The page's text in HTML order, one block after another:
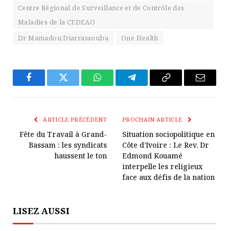
Centre Régional de Surveillance et de Contrôle des
Maladies de la CEDEAO
Dr Mamadou Diarrassouba
One Health
FacebookTwitter WhatsAppTélégrammeCopier
Lien
E-
ARTICLE PRÉCÉDENT
Fête du Travail à Grand-
Bassam : les syndicats
haussent le ton
PROCHAIN ARTICLE
Situation sociopolitique en
Côte d’Ivoire : Le Rev. Dr
Edmond Kouamé
interpelle les religieux
face aux défis de la nation
LISEZ AUSSI